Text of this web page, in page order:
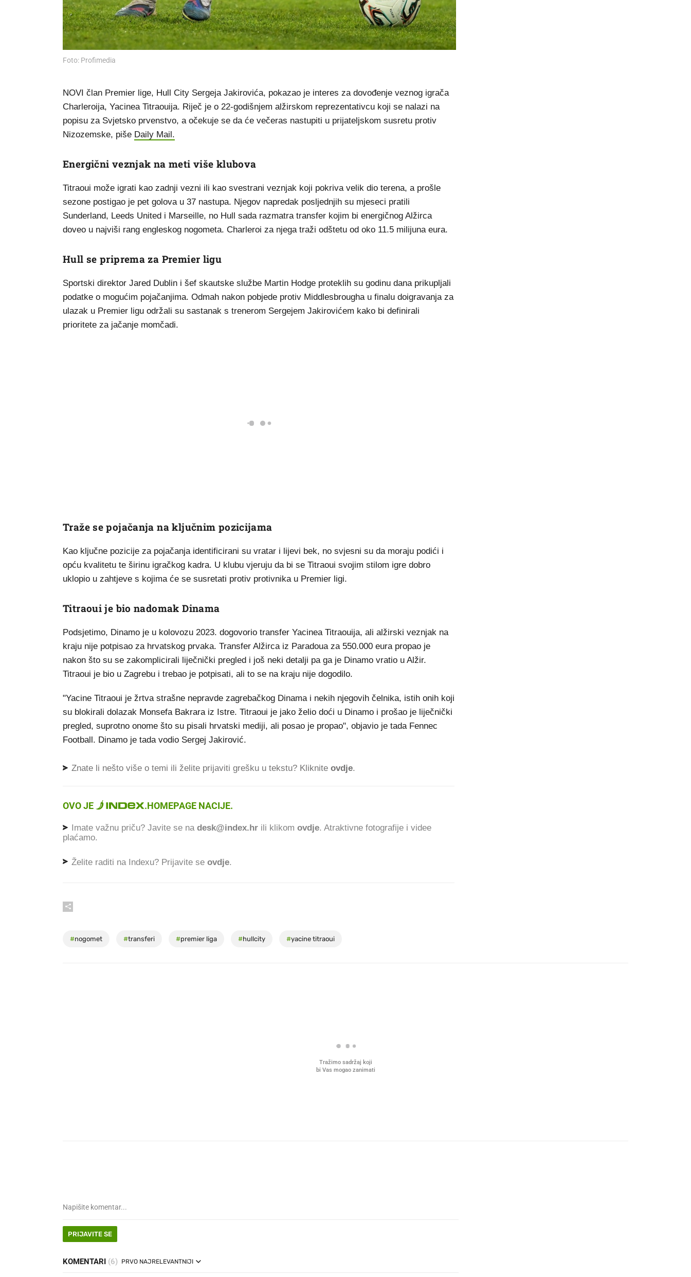
Foto: Profimedia
NOVI član Premier lige, Hull City Sergeja Jakirovića, pokazao je interes za dovođenje veznog igrača
Charleroija, Yacinea Titraouija. Riječ je o 22-godišnjem alžirskom reprezentativcu koji se nalazi na
popisu za Svjetsko prvenstvo, a očekuje se da će večeras nastupiti u prijateljskom susretu protiv
Nizozemske, piše Daily Mail.
Energični veznjak na meti više klubova
Titraoui može igrati kao zadnji vezni ili kao svestrani veznjak koji pokriva velik dio terena, a prošle
sezone postigao je pet golova u 37 nastupa. Njegov napredak posljednjih su mjeseci pratili
Sunderland, Leeds United i Marseille, no Hull sada razmatra transfer kojim bi energičnog Alžirca
doveo u najviši rang engleskog nogometa. Charleroi za njega traži odštetu od oko 11.5 milijuna eura.
Hull se priprema za Premier ligu
Sportski direktor Jared Dublin i šef skautske službe Martin Hodge proteklih su godinu dana prikupljali
podatke o mogućim pojačanjima. Odmah nakon pobjede protiv Middlesbrougha u finalu doigravanja za
ulazak u Premier ligu održali su sastanak s trenerom Sergejem Jakirovićem kako bi definirali
prioritete za jačanje momčadi.
Traže se pojačanja na ključnim pozicijama
Kao ključne pozicije za pojačanja identificirani su vratar i lijevi bek, no svjesni su da moraju podići i
opću kvalitetu te širinu igračkog kadra. U klubu vjeruju da bi se Titraoui svojim stilom igre dobro
uklopio u zahtjeve s kojima će se susretati protiv protivnika u Premier ligi.
Titraoui je bio nadomak Dinama
Podsjetimo, Dinamo je u kolovozu 2023. dogovorio transfer Yacinea Titraouija, ali alžirski veznjak na
kraju nije potpisao za hrvatskog prvaka. Transfer Alžirca iz Paradoua za 550.000 eura propao je
nakon što su se zakomplicirali liječnički pregled i još neki detalji pa ga je Dinamo vratio u Alžir.
Titraoui je bio u Zagrebu i trebao je potpisati, ali to se na kraju nije dogodilo.
"Yacine Titraoui je žrtva strašne nepravde zagrebačkog Dinama i nekih njegovih čelnika, istih onih koji
su blokirali dolazak Monsefa Bakrara iz Istre. Titraoui je jako želio doći u Dinamo i prošao je liječnički
pregled, suprotno onome što su pisali hrvatski mediji, ali posao je propao", objavio je tada Fennec
Football. Dinamo je tada vodio Sergej Jakirović.
Znate li nešto više o temi ili želite prijaviti grešku u tekstu? Kliknite ovdje.
OVO JE .HOMEPAGE NACIJE.
Imate važnu priču? Javite se na desk@index.hr ili klikom ovdje. Atraktivne fotografije i videe
plaćamo.
Želite raditi na Indexu? Prijavite se ovdje.
#nogomet #transferi #premier liga #hullcity #yacine titraoui
Tražimo sadržaj koji
bi Vas mogao zanimati
PRIJAVITE SE
KOMENTARI (6) PRVO NAJRELEVANTNIJI